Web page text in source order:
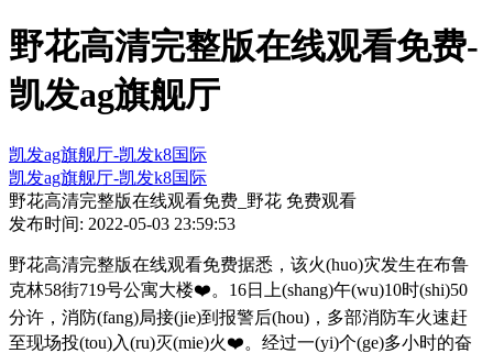
野花高清完整版在线观看免费-
凯发ag旗舰厅
凯发ag旗舰厅-凯发k8国际
凯发ag旗舰厅-凯发k8国际
野花高清完整版在线观看免费_野花 免费观看
发布时间: 2022-05-03 23:59:53
野花高清完整版在线观看免费据悉，该火(huo)灾发生在布鲁
克林58街719号公寓大楼❤️。16日上(shang)午(wu)10时(shi)50
分许，消防(fang)局接(jie)到报警后(hou)，多部消防车火速赶
至现场投(tou)入(ru)灭(mie)火❤️。经过一(yi)个(ge)多小时的奋